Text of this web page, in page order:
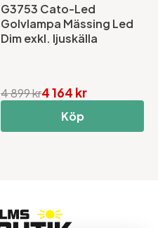
G3753 Cato-Led
Golvlampa Mässing Led
Dim exkl. ljuskälla
4 164 kr
4 899 kr
Köp